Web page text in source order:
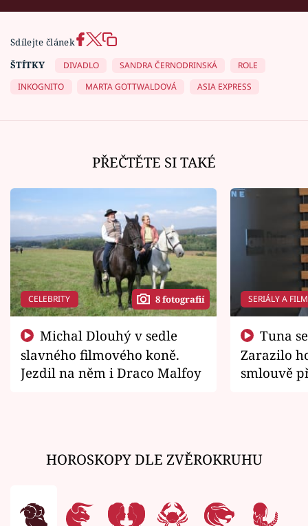
Sdílejte článek
ŠTÍTKY
DIVADLO SANDRA ČERNODRINSKÁ
ROLE
INKOGNITO
MARTA GOTTWALDOVÁ ASIA EXPRESS
PŘEČTĚTE SI TAKÉ
CELEBRITY 8 fotografií
slavného filmového koně.
Jezdil na něm i Draco Malfoy
SERIÁLY A
Zarazilo
smlouvě
HOROSKOPY DLE ZVĚROKRUHU